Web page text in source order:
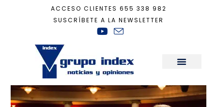
ACCESO CLIENTES 655 338 982
SUSCRÍBETE A LA NEWSLETTER
Actualidad